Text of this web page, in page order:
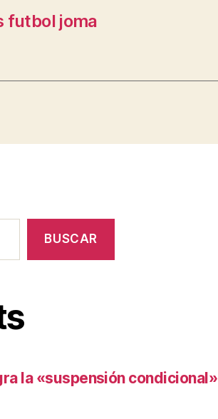
futbol joma
BUSCAR
la «suspensión condicional»